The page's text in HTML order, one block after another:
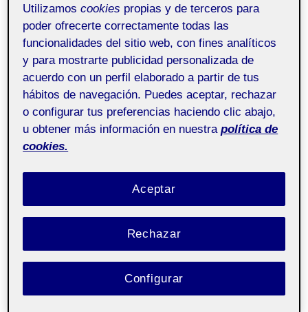
SIN CATEGORÍA
La vida es desarroll-arte
PorVíctor Portero Rosa 20 marzo, 2025
Educació artística –
Aula 1
Pública
presente en mi vida desde la infancia, me
atrevería a decir que ha estado más presente
primeras experiencias con el arte fue en una
actividad organizada por el ayuntamiento de
Utilizamoscookies propias y de terceros para
poder ofrecerte correctamente todas las
funcionalidades del sitio web, con fines analíticos
y para mostrarte publicidad personalizada de
acuerdo con un perfil elaborado a partir de tus
hábitos de navegación. Puedes aceptar, rechazar
o configurar tus preferencias haciendo clic abajo,
u obtener más información en nuestra política de
cookies.
Rechazar
Aceptar
Configurar